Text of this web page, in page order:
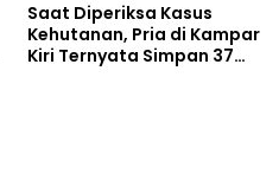
Saat Diperiksa Kasus
Kehutanan, Pria di Kampar
Kiri Ternyata Simpan 37